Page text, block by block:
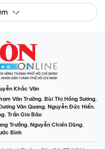
Khắc Văn
Văn Trường, Bùi Thị Hồng Sương,
Văn Quang, Nguyễn Đức Hiển,
, Trần Gia Bảo
Trưởng, Nguyễn Chiến Dũng,
Bình